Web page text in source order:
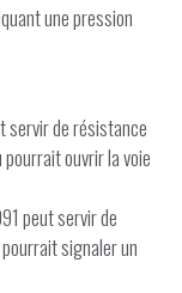
une pression
servir de résistance
ouvrir la voie
peut servir de
signaler un